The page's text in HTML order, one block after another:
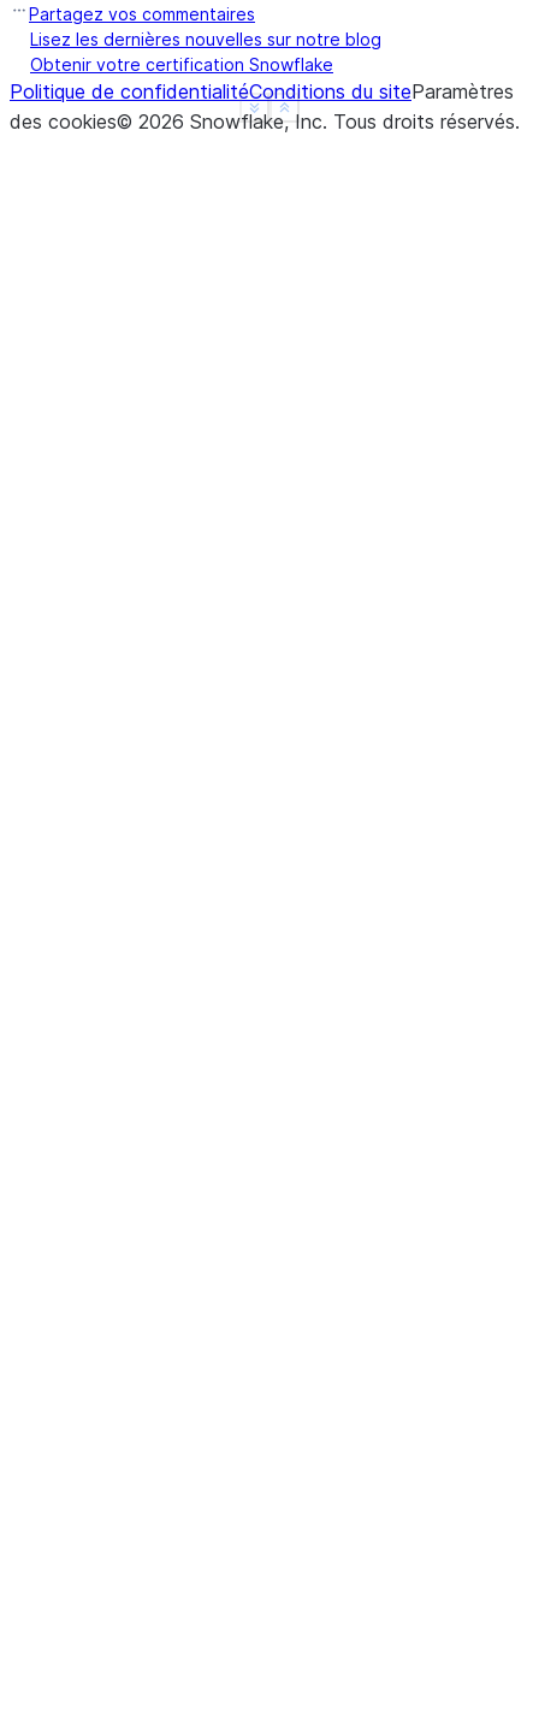
Show less
See more
Partagez vos commentaires
Lisez les dernières nouvelles sur notre blog
Obtenir votre certification Snowflake
Politique de confidentialitéConditions du siteParamètres
des cookies© 2026 Snowflake, Inc. Tous droits réservés.